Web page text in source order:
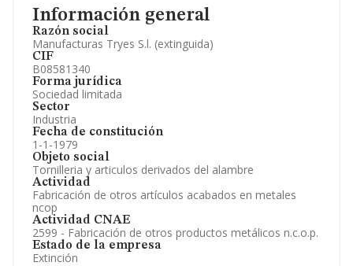
Información general
Razón social
Manufacturas Tryes S.l. (extinguida)
CIF
B08581340
Forma jurídica
Sociedad limitada
Sector
Industria
Fecha de constitución
1-1-1979
Objeto social
Tornilleria y articulos derivados del alambre
Actividad
Fabricación de otros artículos acabados en metales
ncop
Actividad CNAE
2599 - Fabricación de otros productos metálicos n.c.o.p.
Estado de la empresa
Extinción
Información oficial y registral complementaria.